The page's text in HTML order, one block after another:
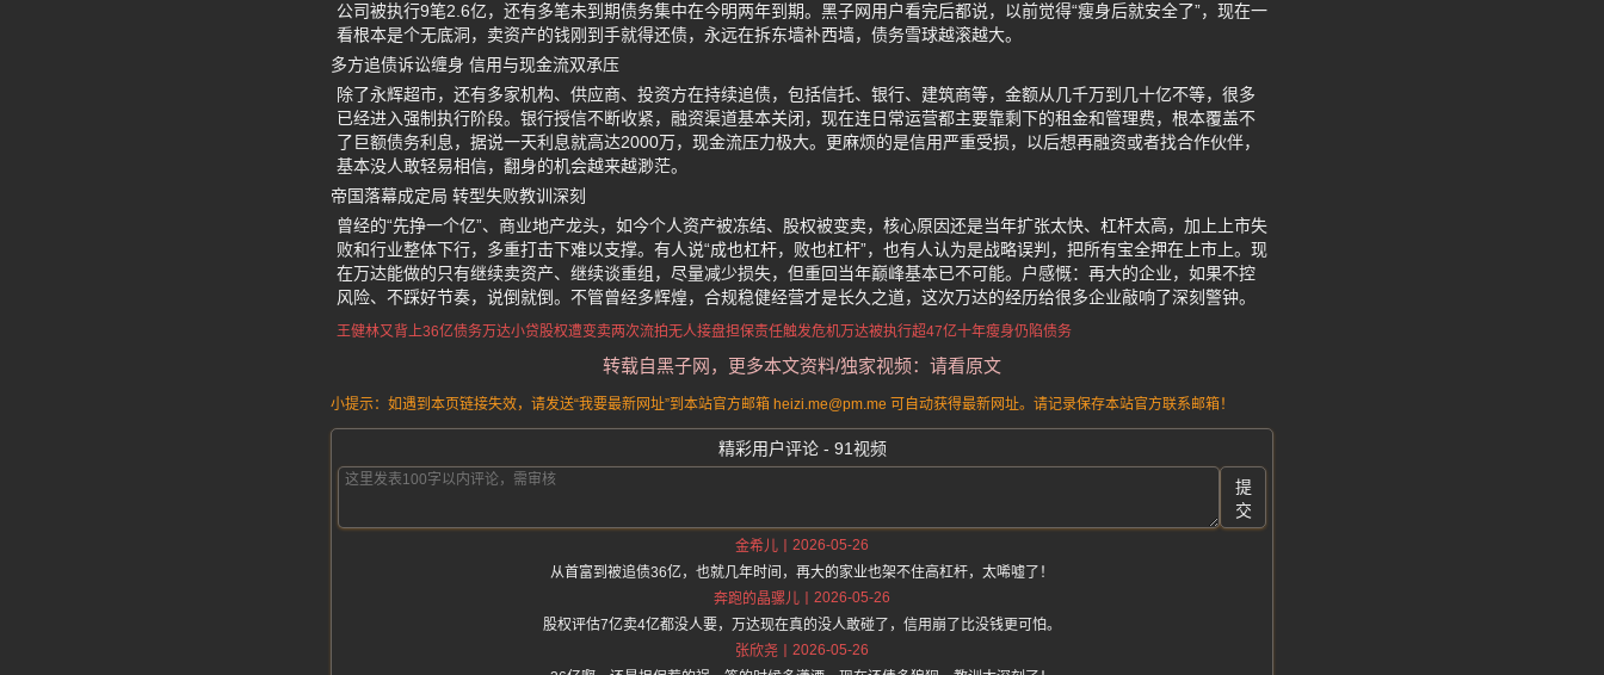
公司被执行9笔2.6亿，还有多笔未到期债务集中在今明两年到期。黑子网用户看完后都说，以前觉得“瘦身后就安全了”，现在一
看根本是个无底洞，卖资产的钱刚到手就得还债，永远在拆东墙补西墙，债务雪球越滚越大。
多方追债诉讼缠身 信用与现金流双承压
除了永辉超市，还有多家机构、供应商、投资方在持续追债，包括信托、银行、建筑商等，金额从几千万到几十亿不等，很多
已经进入强制执行阶段。银行授信不断收紧，融资渠道基本关闭，现在连日常运营都主要靠剩下的租金和管理费，根本覆盖不
了巨额债务利息，据说一天利息就高达2000万，现金流压力极大。更麻烦的是信用严重受损，以后想再融资或者找合作伙伴，
基本没人敢轻易相信，翻身的机会越来越渺茫。
帝国落幕成定局 转型失败教训深刻
曾经的“先挣一个亿”、商业地产龙头，如今个人资产被冻结、股权被变卖，核心原因还是当年扩张太快、杠杆太高，加上上市失
败和行业整体下行，多重打击下难以支撑。有人说“成也杠杆，败也杠杆”，也有人认为是战略误判，把所有宝全押在上市上。现
在万达能做的只有继续卖资产、继续谈重组，尽量减少损失，但重回当年巅峰基本已不可能。户感慨：再大的企业，如果不控
风险、不踩好节奏，说倒就倒。不管曾经多辉煌，合规稳健经营才是长久之道，这次万达的经历给很多企业敲响了深刻警钟。
王健林又背上36亿债务万达小贷股权遭变卖两次流拍无人接盘担保责任触发危机万达被执行超47亿十年瘦身仍陷债务
转载自黑子网，更多本文资料/独家视频：请看原文
小提示：如遇到本页链接失效，请发送“我要最新网址”到本站官方邮箱 heizi.me@pm.me 可自动获得最新网址。请记录保存本站官方联系邮箱！
精彩用户评论 - 91视频
提
交
金希儿
2026-05-26
从首富到被追债36亿，也就几年时间，再大的家业也架不住高杠杆，太唏嘘了！
奔跑的晶骡儿
2026-05-26
股权评估7亿卖4亿都没人要，万达现在真的没人敢碰了，信用崩了比没钱更可怕。
张欣尧
2026-05-26